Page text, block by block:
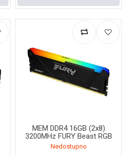
MEM DDR4 16GB (2x8)
3200MHz FURY Beast RGB
KF432C16BB2AK2/16
Nedostupno